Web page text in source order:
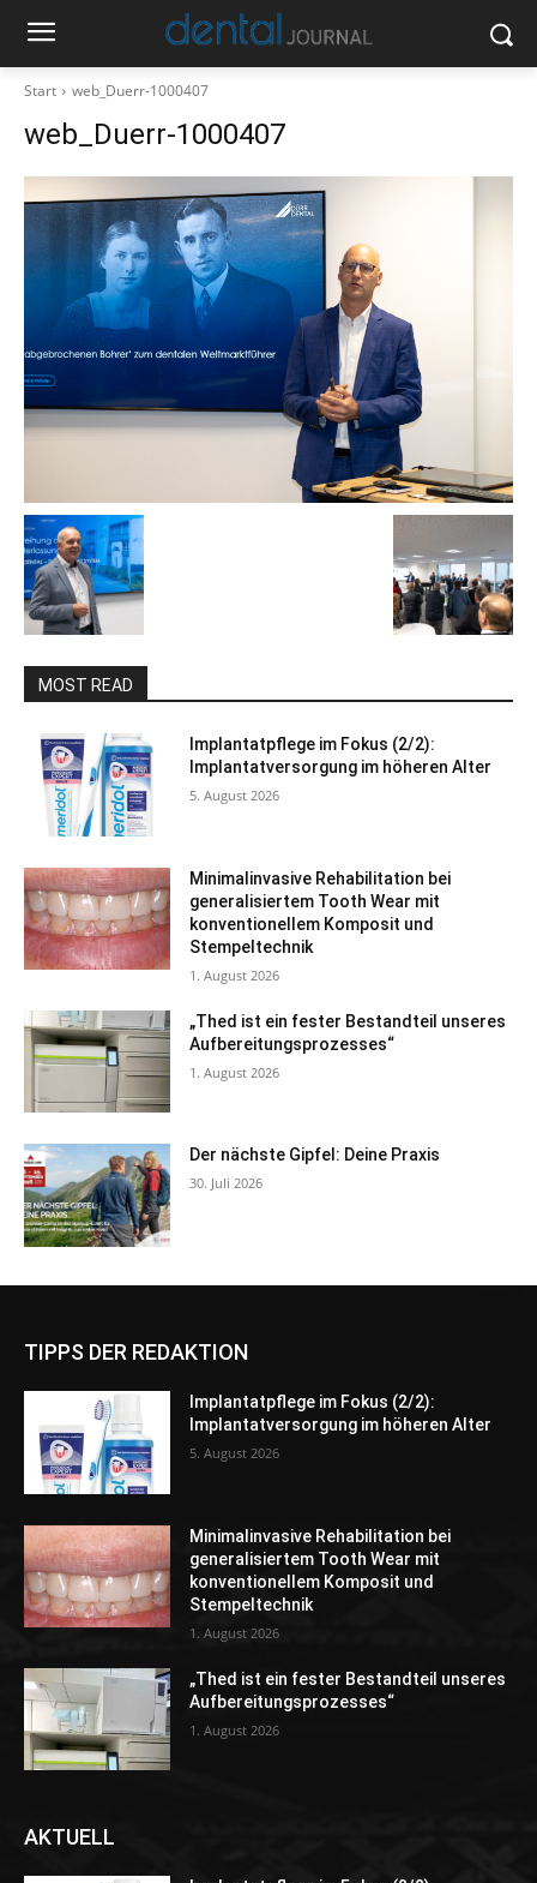
Start web_Duerr-1000407
web_Duerr-1000407
MOST READ
Implantatpflege im Fokus (2/2):
Implantatversorgung im höheren Alter
5. August 2026
Minimalinvasive Rehabilitation bei
generalisiertem Tooth Wear mit
konventionellem Komposit und
Stempeltechnik
1. August 2026
„Thed ist ein fester Bestandteil unseres
Aufbereitungsprozesses“
1. August 2026
Der nächste Gipfel: Deine Praxis
30. Juli 2026
TIPPS DER REDAKTION
Implantatpflege im Fokus (2/2):
Implantatversorgung im höheren Alter
5. August 2026
Minimalinvasive Rehabilitation bei
generalisiertem Tooth Wear mit
konventionellem Komposit und
Stempeltechnik
1. August 2026
„Thed ist ein fester Bestandteil unseres
Aufbereitungsprozesses“
1. August 2026
AKTUELL